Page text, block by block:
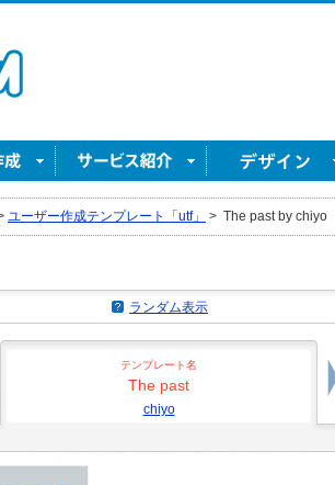
ユーザー作成テンプレート「utf」 > The past by chiyo
ランダム表示
テンプレート名
The past
chiyo